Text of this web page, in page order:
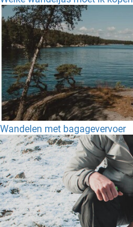
Wandelen met bagagevervoer